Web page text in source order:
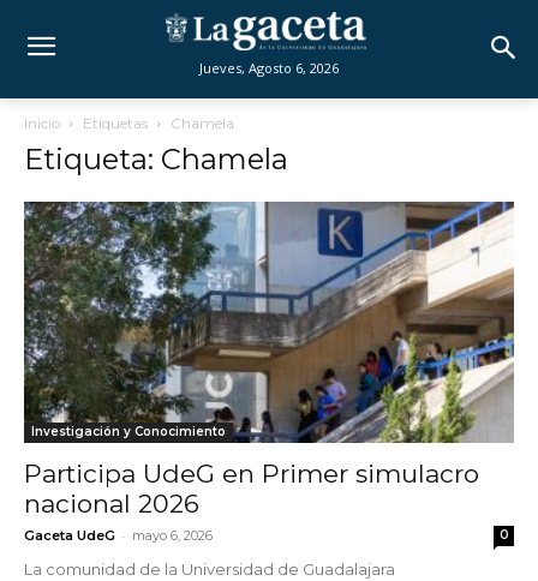
Jueves, Agosto 6, 2026
Inicio Etiquetas Chamela
Etiqueta: Chamela
Investigación y Conocimiento
Participa UdeG en Primer simulacro
nacional 2026
Gaceta UdeG - mayo 6, 2026 0
La comunidad de la Universidad de Guadalajara